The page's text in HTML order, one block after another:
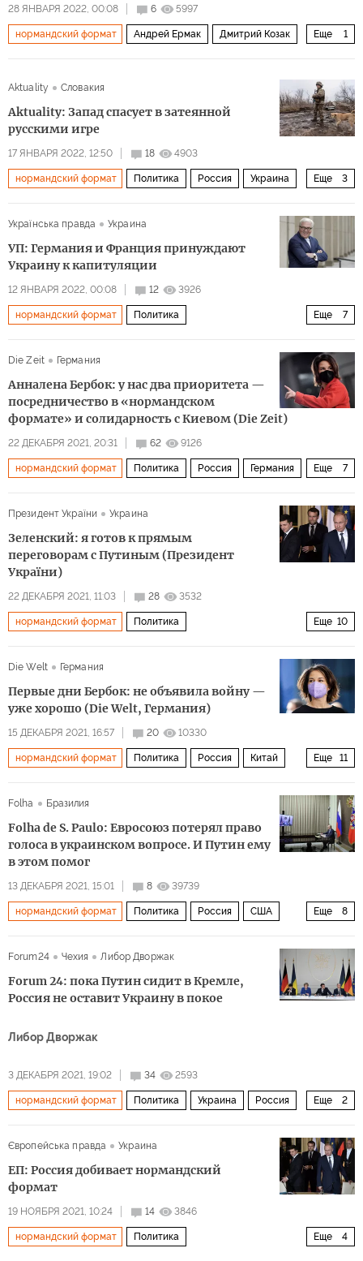
28 ЯНВАРЯ 2022, 00:08 6 5997
Еще 1
нормандский формат Андрей Ермак Дмитрий Козак
Aktuality Словакия
Aktuality: Запад спасует в затеянной
русскими игре
17 ЯНВАРЯ 2022, 12:50 18 4903
Еще 3
нормандский формат Политика Россия Украина
Українська правда
Украина
УП: Германия и Франция принуждают
Украину к капитуляции
12 ЯНВАРЯ 2022, 00:08 12 3926
Еще 7
нормандский формат Политика
Герхард Шредер
Die Zeit Германия
Анналена Бербок: у нас два приоритета —
посредничество в «нормандском
формате» и солидарность с Киевом (Die Zeit)
22 ДЕКАБРЯ 2021, 20:31 62 9126
Еще 7
нормандский формат Политика Россия Германия
война
Президент України Украина
Зеленский: я готов к прямым
переговорам с Путиным (Президент
України)
22 ДЕКАБРЯ 2021, 11:03 28 3532
Еще 10
нормандский формат Политика
Джо Байден Владимир Зеленский НАТО
Die Welt Германия
Первые дни Бербок: не объявила войну —
уже хорошо (Die Welt, Германия)
15 ДЕКАБРЯ 2021, 16:57 20 10330
Еще 11
нормандский формат Политика Россия Китай
диалог
внешняя политика компромисс главы МИД
Folha Бразилия
Folha de S. Paulo: Евросоюз потерял право
голоса в украинском вопросе. И Путин ему
в этом помог
13 ДЕКАБРЯ 2021, 15:01 8 39739
Еще 8
нормандский формат Политика Россия США
комментарии читателей решение
Forum24 Чехия Либор Дворжак
Forum 24: пока Путин сидит в Кремле,
Россия не оставит Украину в покое
Либор Дворжак
3 ДЕКАБРЯ 2021, 19:02 34 2593
Еще 2
нормандский формат Политика Украина Россия
Європейська правда
Украина
ЕП: Россия добивает нормандский
формат
19 НОЯБРЯ 2021, 10:24 14 3846
Еще 4
нормандский формат Политика